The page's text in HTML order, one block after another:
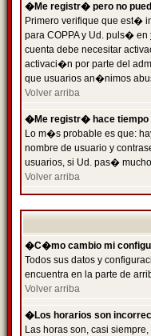
�Me registr� pero no
Primero verifique que est�
para COPPA y Ud. puls� en
cuenta debe necesitar
activaci�n por parte del
que usuarios an�nimos
Volver arriba
�Me registr� hace tiempo
Lo m�s probable es que:
nombre de usuario y
usuarios, si Ud. pas�
Volver arriba
�C�mo cambio mi
Todos sus datos y
encuentra en la parte de
Volver arriba
�Los horarios son
Las horas son, casi